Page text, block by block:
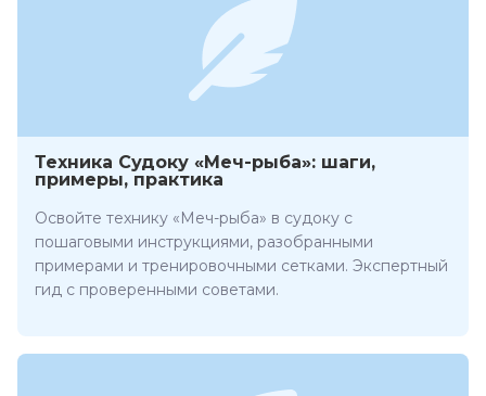
Техника Судоку «Меч-рыба»: шаги,
примеры, практика
Освойте технику «Меч-рыба» в судоку с
пошаговыми инструкциями, разобранными
примерами и тренировочными сетками. Экспертный
гид с проверенными советами.